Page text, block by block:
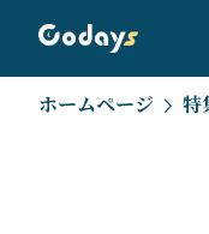
ホームページ 特